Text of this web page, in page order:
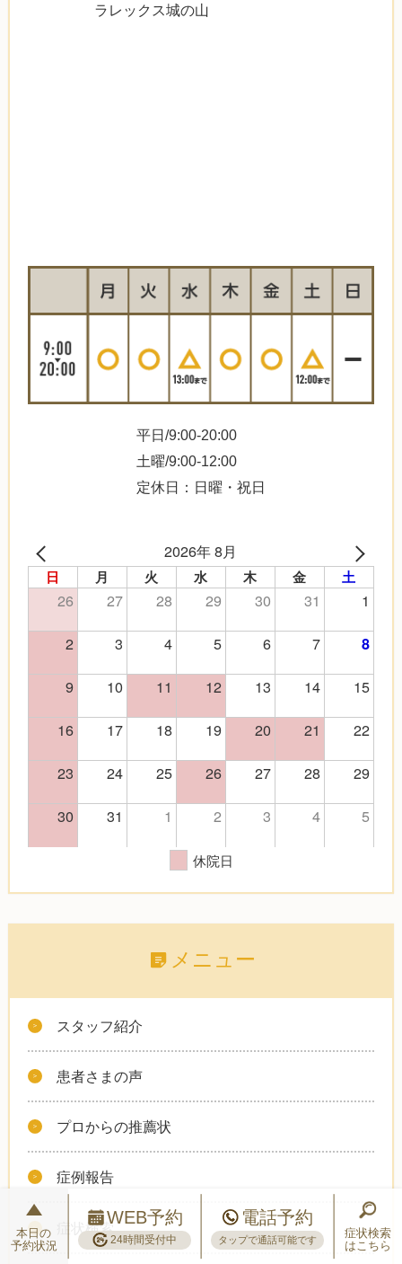
ラレックス城の山
平日/9:00-20:00
土曜/9:00-12:00
定休日：日曜・祝日
2026年 8月
日 月 火 水 木 金 土
26 27 28 29 30 31
1
2
3 4 5 6 7 8
9 10 11 12 13 14
15
16
17 18 19 20 21
22
23
24 25 26 27 28
29
30
31 1 2 3 4 5
休院日
メニュー
スタッフ紹介
患者さまの声
プロからの推薦状
症例報告
症状検索
本日の
予約状況
WEB予約
24時間受付中
電話予約
タップで通話可能です
症状検索
はこちら